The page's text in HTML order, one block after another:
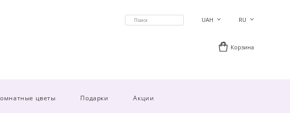
UAH RU
Корзина
цветы Подарки Акции